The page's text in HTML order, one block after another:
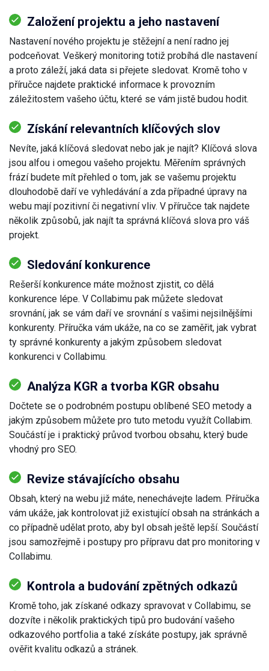
Založení projektu a jeho nastavení
Nastavení nového projektu je stěžejní a není radno jej
podceňovat. Veškerý monitoring totiž probíhá dle nastavení
a proto záleží, jaká data si přejete sledovat. Kromě toho v
příručce najdete praktické informace k provozním
záležitostem vašeho účtu, které se vám jistě budou hodit.
Získání relevantních klíčových slov
Nevíte, jaká klíčová sledovat nebo jak je najít? Klíčová slova
jsou alfou i omegou vašeho projektu. Měřením správných
frází budete mít přehled o tom, jak se vašemu projektu
dlouhodobě daří ve vyhledávání a zda případné úpravy na
webu mají pozitivní či negativní vliv. V příručce tak najdete
několik způsobů, jak najít ta správná klíčová slova pro váš
projekt.
Sledování konkurence
Rešerší konkurence máte možnost zjistit, co dělá
konkurence lépe. V Collabimu pak můžete sledovat
srovnání, jak se vám daří ve srovnání s vašimi nejsilnějšími
konkurenty. Příručka vám ukáže, na co se zaměřit, jak vybrat
ty správné konkurenty a jakým způsobem sledovat
konkurenci v Collabimu.
Analýza KGR a tvorba KGR obsahu
Dočtete se o podrobném postupu oblíbené SEO metody a
jakým způsobem můžete pro tuto metodu využít Collabim.
Součástí je i praktický průvod tvorbou obsahu, který bude
vhodný pro SEO.
Revize stávajícícho obsahu
Obsah, který na webu již máte, nenechávejte ladem. Příručka
vám ukáže, jak kontrolovat již existující obsah na stránkách a
co případně udělat proto, aby byl obsah ještě lepší. Součástí
jsou samozřejmě i postupy pro přípravu dat pro monitoring v
Collabimu.
Kontrola a budování zpětných odkazů
Kromě toho, jak získané odkazy spravovat v Collabimu, se
dozvíte i několik praktických tipů pro budování vašeho
odkazového portfolia a také získáte postupy, jak správně
ověřit kvalitu odkazů a stránek.